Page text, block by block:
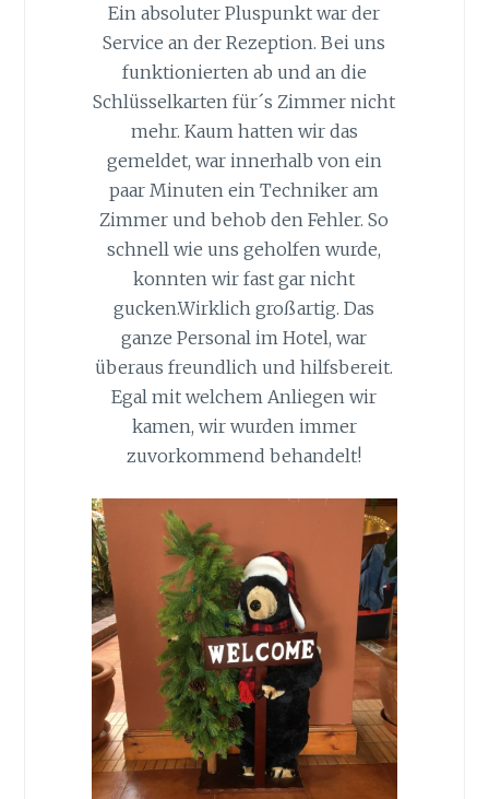
Ein absoluter Pluspunkt war der
Service an der Rezeption. Bei uns
funktionierten ab und an die
Schlüsselkarten für´s Zimmer nicht
mehr. Kaum hatten wir das
gemeldet, war innerhalb von ein
paar Minuten ein Techniker am
Zimmer und behob den Fehler. So
schnell wie uns geholfen wurde,
konnten wir fast gar nicht
gucken.Wirklich großartig. Das
ganze Personal im Hotel, war
überaus freundlich und hilfsbereit.
Egal mit welchem Anliegen wir
kamen, wir wurden immer
zuvorkommend behandelt!